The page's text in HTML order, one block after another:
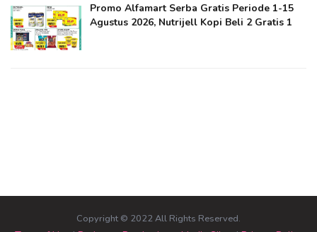
Promo Alfamart Serba Gratis Periode 1-15
Agustus 2026, Nutrijell Kopi Beli 2 Gratis 1
Copyright © 2022 All Rights Reserved.